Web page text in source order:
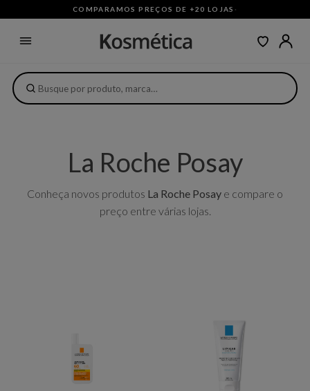
COMPARAMOS PREÇOS DE +20 LOJAS ·
La Roche Posay
Conheça novos produtos La Roche Posay e compare o
preço entre várias lojas.